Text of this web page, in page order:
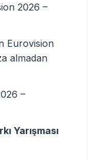
2026 –
Eurovision
almadan
–
Yarışması